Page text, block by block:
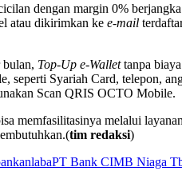
dengan margin 0%
atau dikirimkan ke e-mail
bulan, Top-Up e-Wallettanpa
Syariah Card, telepon,
Scan QRIS OCTO Mobile.
memfasilitasinya melalui
tim redaksi)
labaPT Bank CIMB Niaga